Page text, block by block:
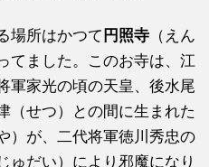
場所はかつて 円照寺 （えん
てました。このお寺は、江
軍家光の頃の天皇、後水尾
（せつ）との間に生まれた
）が、二代将軍徳川秀忠の
ゅだい）により邪魔になり